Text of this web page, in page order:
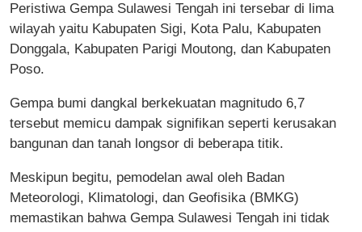
Peristiwa Gempa Sulawesi Tengah ini tersebar di lima
wilayah yaitu Kabupaten Sigi, Kota Palu, Kabupaten
Donggala, Kabupaten Parigi Moutong, dan Kabupaten
Poso.
Gempa bumi dangkal berkekuatan magnitudo 6,7
tersebut memicu dampak signifikan seperti kerusakan
bangunan dan tanah longsor di beberapa titik.
Meskipun begitu, pemodelan awal oleh Badan
Meteorologi, Klimatologi, dan Geofisika (BMKG)
memastikan bahwa Gempa Sulawesi Tengah ini tidak